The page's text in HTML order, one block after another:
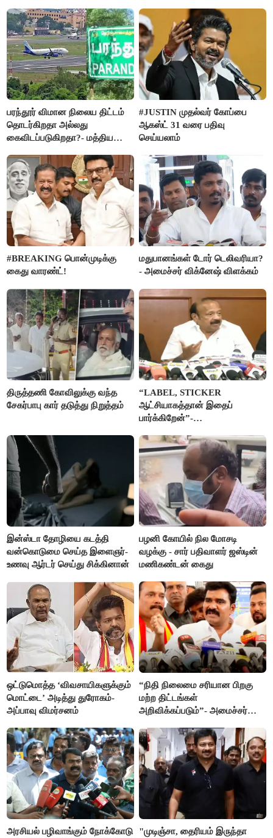
பரந்தூர் விமான நிலைய திட்டம்
தொடர்கிறதா அல்லது
கைவிடப்படுகிறதா?- மத்திய
#JUSTIN முதல்வர் கோப்பை
ஆகஸ்ட் 31 வரை பதிவு
செய்யலாம்
#BREAKING பொன்முடிக்கு
கைது வாரண்ட்!
மதுபானங்கள் டோர் டெலிவரியா?
- அமைச்சர் விக்னேஷ் விளக்கம்
திருத்தணி கோவிலுக்கு வந்த
சேகர்பாபு கார் தடுத்து நிறுத்தம்
“LABEL, STICKER
ஆட்சியாகத்தான் இதைப்
பார்க்கிறேன்”-
இன்ஸ்டா தோழியை கடத்தி
வன்கொடுமை செய்த இளைஞர்-
உணவு ஆர்டர் செய்து சிக்கினான்
பழனி கோயில் நில மோசடி
வழக்கு - சார் பதிவாளர் ஜஸ்டின்
மணிகண்டன் கைது
ஒட்டுமொத்த ‘விவசாயிகளுக்கும்
மொட்டை’ அடித்து துரோகம்-
அப்பாவு விமர்சனம்
“நிதி நிலைமை சரியான பிறகு
மற்ற திட்டங்கள்
அறிவிக்கப்படும்”- அமைச்சர்
அரசியல் பழிவாங்கும் நோக்கோடு
"முடிஞ்சா, தைரியம் இருந்தா